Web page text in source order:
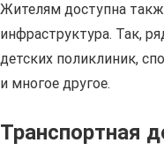
Жителям доступна
инфраструктура. Так,
детских поликлиник,
и многое другое.
Транспортная